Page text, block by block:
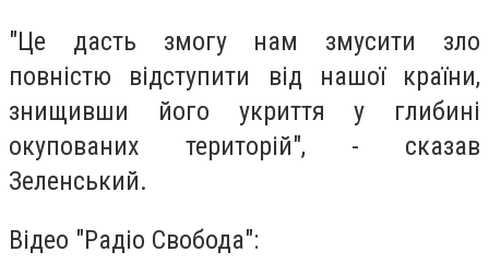
"Це дасть змогу нам змусити зло
повністю відступити від нашої країни,
знищивши його укриття у глибині
окупованих територій", - сказав
Зеленський.
Відео "Радіо Свобода":